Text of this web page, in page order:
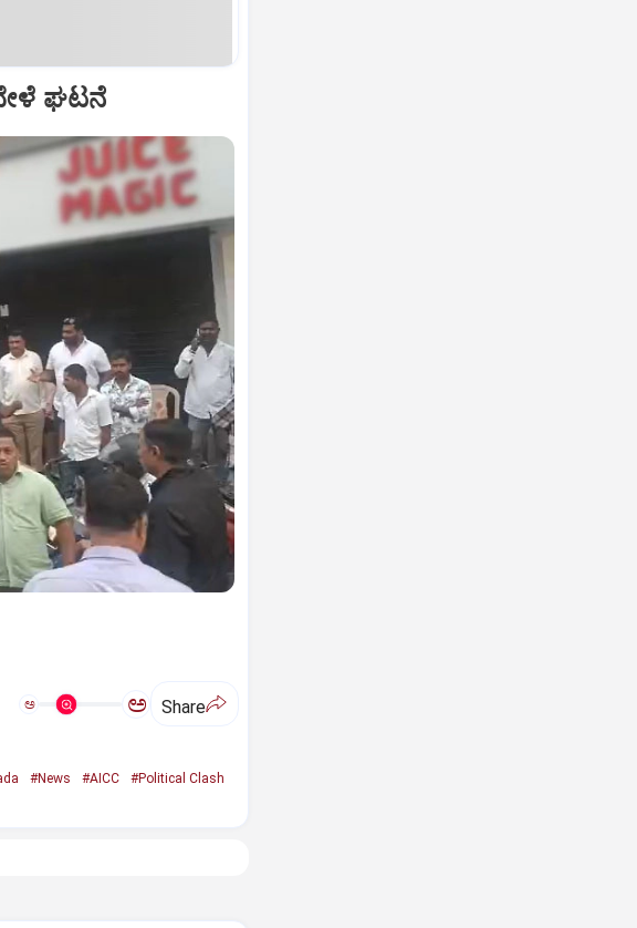
ಘಟನೆ
ಅ ಅ Share
#News #AICC
#Political Clash